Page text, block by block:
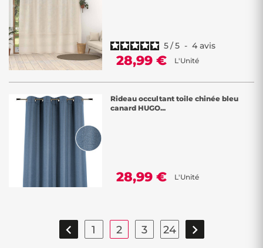
5/5 - 4 avis
28,99 € L'Unité
Rideau occultant toile chinée bleu
canard HUGO...
28,99 € L'Unité
 1 2 3 24 